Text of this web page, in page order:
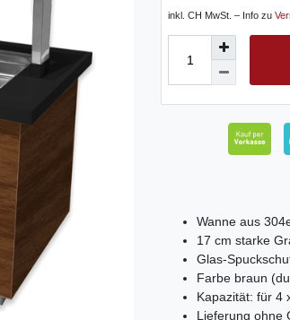
inkl. CH MwSt. – Info zu
Wanne aus
17 cm starke
Glas-
Farbe braun
Kapazität: für 4
Lieferung ohne